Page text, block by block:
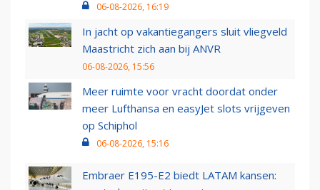
06-08-2026, 16:19
In jacht op vakantiegangers sluit vliegveld
Maastricht zich aan bij ANVR
06-08-2026, 15:56
Meer ruimte voor vracht doordat onder
meer Lufthansa en easyJet slots vrijgeven
op Schiphol
06-08-2026, 15:16
Embraer E195-E2 biedt LATAM kansen: